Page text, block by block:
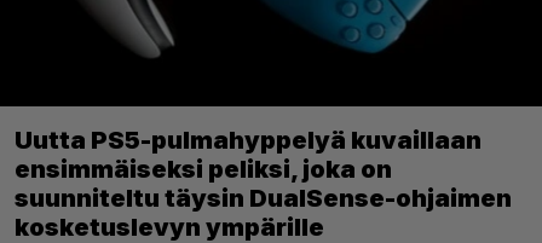
Uutta PS5-pulmahyppelyä kuvaillaan
ensimmäiseksi peliksi, joka on
suunniteltu täysin DualSense-ohjaimen
kosketuslevyn ympärille